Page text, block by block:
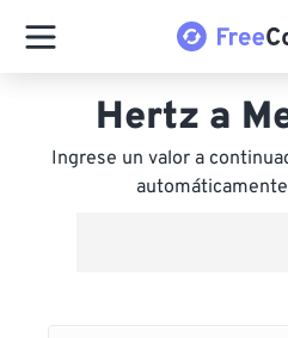
Hertz a
Ingrese un valor a